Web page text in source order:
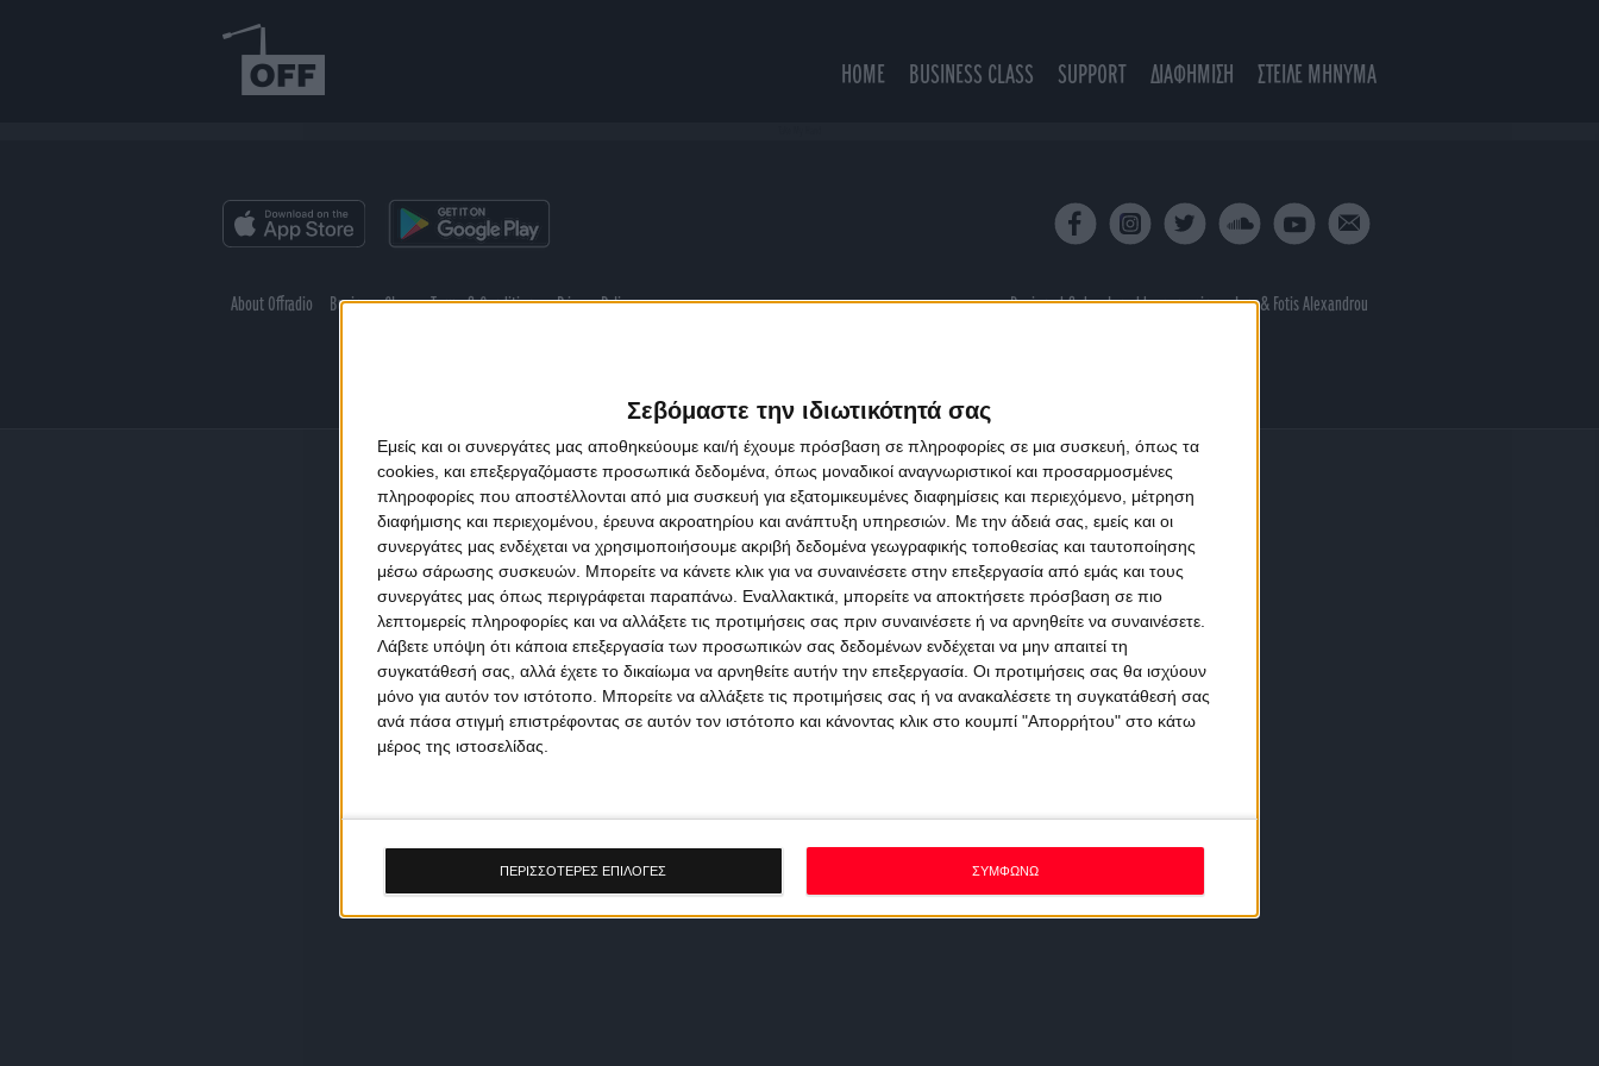
Σεβόμαστε την ιδιωτικότητά σας
Εμείς και οι συνεργάτες μας αποθηκεύουμε και/ή έχουμε πρόσβαση σε πληροφορίες σε μια συσκευή, όπως τα
cookies, και επεξεργαζόμαστε προσωπικά δεδομένα, όπως μοναδικοί αναγνωριστικοί και προσαρμοσμένες
πληροφορίες που αποστέλλονται από μια συσκευή για εξατομικευμένες διαφημίσεις και περιεχόμενο, μέτρηση
διαφήμισης και περιεχομένου, έρευνα ακροατηρίου και ανάπτυξη υπηρεσιών. Με την άδειά σας, εμείς και οι
συνεργάτες μας ενδέχεται να χρησιμοποιήσουμε ακριβή δεδομένα γεωγραφικής τοποθεσίας και ταυτοποίησης
μέσω σάρωσης συσκευών. Μπορείτε να κάνετε κλικ για να συναινέσετε στην επεξεργασία από εμάς και τους
συνεργάτες μας όπως περιγράφεται παραπάνω. Εναλλακτικά, μπορείτε να αποκτήσετε πρόσβαση σε πιο
λεπτομερείς πληροφορίες και να αλλάξετε τις προτιμήσεις σας πριν συναινέσετε ή να αρνηθείτε να συναινέσετε.
Λάβετε υπόψη ότι κάποια επεξεργασία των προσωπικών σας δεδομένων ενδέχεται να μην απαιτεί τη
συγκατάθεσή σας, αλλά έχετε το δικαίωμα να αρνηθείτε αυτήν την επεξεργασία. Οι προτιμήσεις σας θα ισχύουν
μόνο για αυτόν τον ιστότοπο. Μπορείτε να αλλάξετε τις προτιμήσεις σας ή να ανακαλέσετε τη συγκατάθεσή σας
ανά πάσα στιγμή επιστρέφοντας σε αυτόν τον ιστότοπο και κάνοντας κλικ στο κουμπί "Απορρήτου" στο κάτω
μέρος της ιστοσελίδας.
ΠΕΡΙΣΣΟΤΕΡΕΣ ΕΠΙΛΟΓΕΣ ΣΥΜΦΩΝΩ
HOME BUSINESS CLASS SUPPORT ΔΙΑΦΗΜΙΣΗ ΣΤΕΙΛΕ ΜΗΝΥΜΑ
About Offradio Business Class Terms & Conditions Privacy Policy Designed & developed byporcupine colors& Fotis Alexandrou